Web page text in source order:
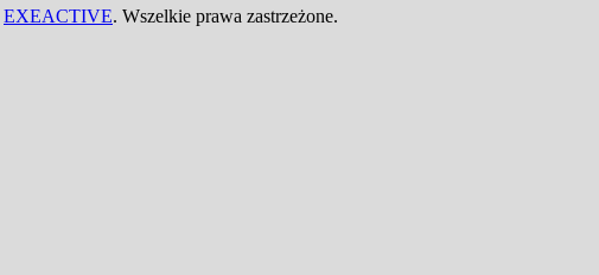
EXEACTIVE. Wszelkie prawa zastrzeżone.